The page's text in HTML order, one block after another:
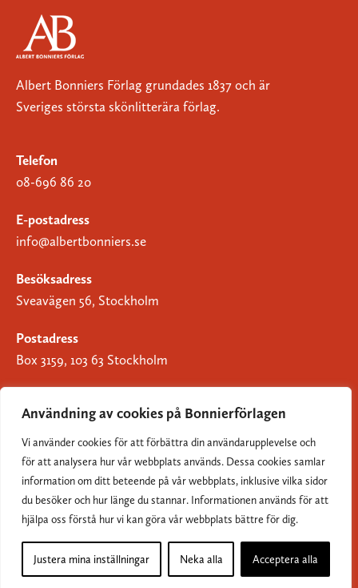
Användning av cookies på Bonnierförlagen
Vi använder cookies för att förbättra din användarupplevelse och
för att analysera hur vår webbplats används. Dessa cookies samlar
information om ditt beteende på vår webbplats, inklusive vilka sidor
du besöker och hur länge du stannar. Informationen används för att
hjälpa oss förstå hur vi kan göra vår webbplats bättre för dig.
Justera mina inställningar Neka alla Acceptera alla
Albert Bonniers Förlag grundades 1837 och är
Sveriges största skönlitterära förlag.
Telefon
08-696 86 20
E-postadress
info@albertbonniers.se
Besöksadress
Sveavägen 56, Stockholm
Postadress
Box 3159, 103 63 Stockholm
Om Bonnierförlagen
Cookies
Integritetspolicy